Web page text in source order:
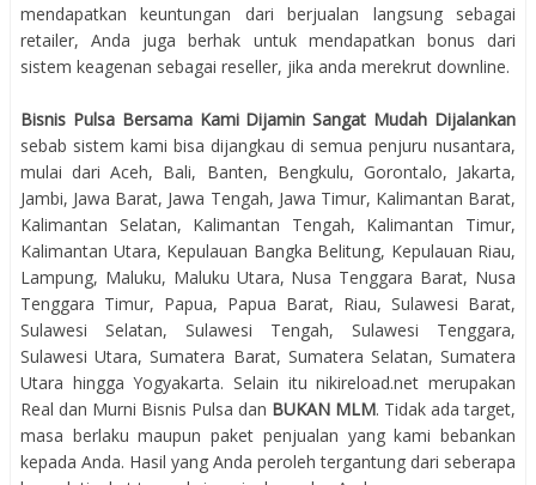
mendapatkan keuntungan dari berjualan langsung sebagai
retailer, Anda juga berhak untuk mendapatkan bonus dari
sistem keagenan sebagai reseller, jika anda merekrut downline.
Bisnis Pulsa Bersama Kami Dijamin Sangat Mudah Dijalankan
sebab sistem kami bisa dijangkau di semua penjuru nusantara,
mulai dari Aceh, Bali, Banten, Bengkulu, Gorontalo, Jakarta,
Jambi, Jawa Barat, Jawa Tengah, Jawa Timur, Kalimantan Barat,
Kalimantan Selatan, Kalimantan Tengah, Kalimantan Timur,
Kalimantan Utara, Kepulauan Bangka Belitung, Kepulauan Riau,
Lampung, Maluku, Maluku Utara, Nusa Tenggara Barat, Nusa
Tenggara Timur, Papua, Papua Barat, Riau, Sulawesi Barat,
Sulawesi Selatan, Sulawesi Tengah, Sulawesi Tenggara,
Sulawesi Utara, Sumatera Barat, Sumatera Selatan, Sumatera
Utara hingga Yogyakarta. Selain itu nikireload.net merupakan
Real dan Murni Bisnis Pulsa dan BUKAN MLM. Tidak ada target,
masa berlaku maupun paket penjualan yang kami bebankan
kepada Anda. Hasil yang Anda peroleh tergantung dari seberapa